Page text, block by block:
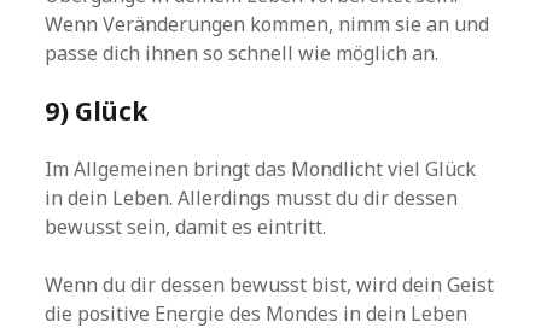
Wenn Veränderungen kommen, nimm sie an und
passe dich ihnen so schnell wie möglich an.
9) Glück
Im Allgemeinen bringt das Mondlicht viel Glück
in dein Leben. Allerdings musst du dir dessen
bewusst sein, damit es eintritt.
Wenn du dir dessen bewusst bist, wird dein Geist
die positive Energie des Mondes in dein Leben